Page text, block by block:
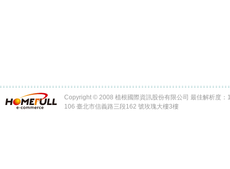
Copyright © 2008 植根國際資訊股份有限公司 最佳解析度：
106 臺北市信義路三段162 號玫瑰大樓3樓